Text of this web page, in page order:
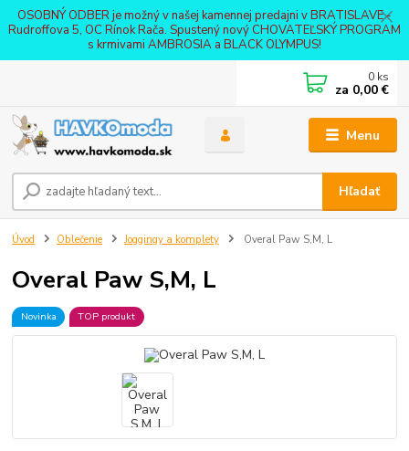
OSOBNÝ ODBER je možný v našej kamennej predajni v BRATISLAVE -
Rudroffova 5, OC Rínok Rača. Spustený nový CHOVATEĽSKÝ PROGRAM
s krmivami AMBROSIA a BLACK OLYMPUS!
Menu
Hľadať
0 ks
za 0,00 €
Úvod Oblečenie Joggingy a komplety Overal Paw S,M, L
Overal Paw S,M, L
Novinka TOP produkt